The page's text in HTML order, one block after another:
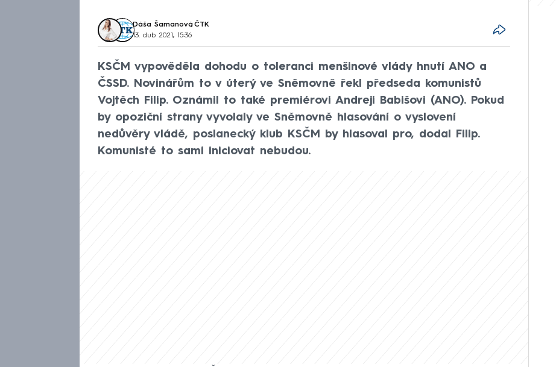
Dáša Šamanová, ČTK
13. dub 2021, 15:36
KSČM vypověděla dohodu o toleranci menšinové vlády hnutí ANO a
ČSSD. Novinářům to v úterý ve Sněmovně řekl předseda komunistů
Vojtěch Filip. Oznámil to také premiérovi Andreji Babišovi (ANO). Pokud
by opoziční strany vyvolaly ve Sněmovně hlasování o vyslovení
nedůvěry vládě, poslanecký klub KSČM by hlasoval pro, dodal Filip.
Komunisté to sami iniciovat nebudou.